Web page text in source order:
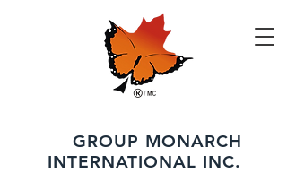
GROUP MONARCH
INTERNATIONAL INC.